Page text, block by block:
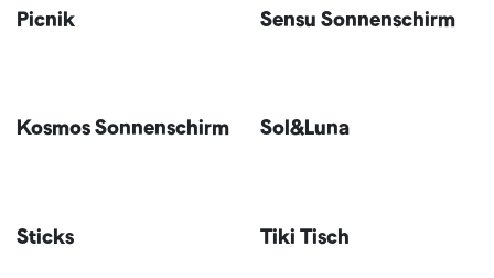
Picnik Sensu Sonnenschirm
Kosmos Sonnenschirm Sol&Luna
Sticks Tiki Tisch